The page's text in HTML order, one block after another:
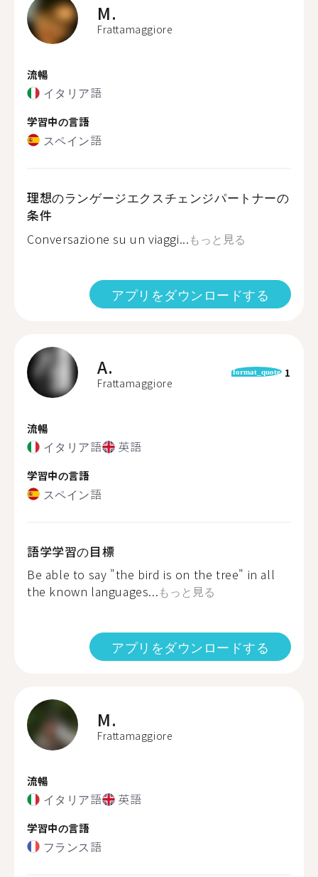
M.
Frattamaggiore
流暢
イタリア語
学習中の言語
スペイン語
理想のランゲージエクスチェンジパートナーの
条件
Conversazione su un viaggi...もっと見る
アプリをダウンロードする
A.
Frattamaggiore
format_quote 1
流暢
イタリア語 英語
学習中の言語
スペイン語
語学学習の目標
Be able to say "the bird is on the tree" in all
the known languages...もっと見る
アプリをダウンロードする
M.
Frattamaggiore
流暢
イタリア語 英語
学習中の言語
フランス語